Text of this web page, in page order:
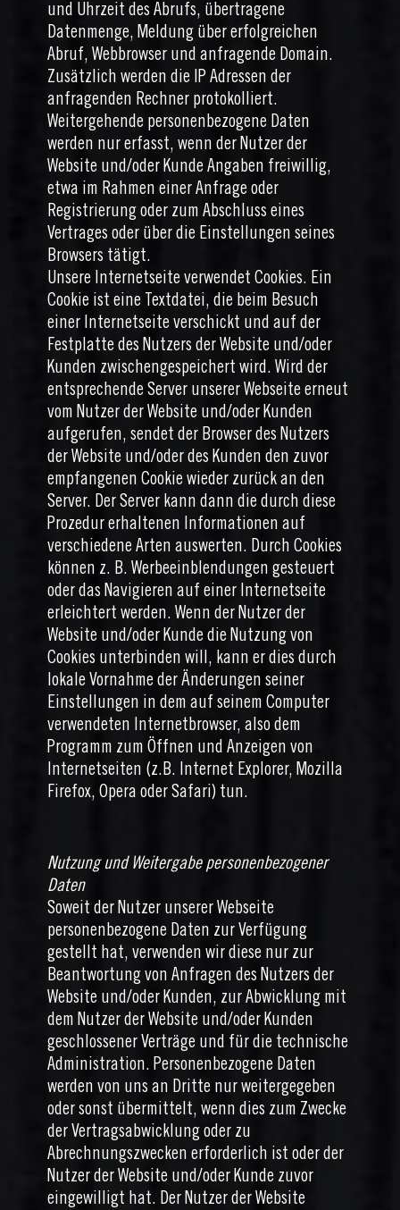
und Uhrzeit des Abrufs, übertragene
Datenmenge, Meldung über erfolgreichen
Abruf, Webbrowser und anfragende Domain.
Zusätzlich werden die IP Adressen der
anfragenden Rechner protokolliert.
Weitergehende personenbezogene Daten
werden nur erfasst, wenn der Nutzer der
Website und/oder Kunde Angaben freiwillig,
etwa im Rahmen einer Anfrage oder
Registrierung oder zum Abschluss eines
Vertrages oder über die Einstellungen seines
Browsers tätigt.
Unsere Internetseite verwendet Cookies. Ein
Cookie ist eine Textdatei, die beim Besuch
einer Internetseite verschickt und auf der
Festplatte des Nutzers der Website und/oder
Kunden zwischengespeichert wird. Wird der
entsprechende Server unserer Webseite erneut
vom Nutzer der Website und/oder Kunden
aufgerufen, sendet der Browser des Nutzers
der Website und/oder des Kunden den zuvor
empfangenen Cookie wieder zurück an den
Server. Der Server kann dann die durch diese
Prozedur erhaltenen Informationen auf
verschiedene Arten auswerten. Durch Cookies
können z. B. Werbeeinblendungen gesteuert
oder das Navigieren auf einer Internetseite
erleichtert werden. Wenn der Nutzer der
Website und/oder Kunde die Nutzung von
Cookies unterbinden will, kann er dies durch
lokale Vornahme der Änderungen seiner
Einstellungen in dem auf seinem Computer
verwendeten Internetbrowser, also dem
Programm zum Öffnen und Anzeigen von
Internetseiten (z.B. Internet Explorer, Mozilla
Firefox, Opera oder Safari) tun.
Nutzung und Weitergabe personenbezogener
Daten
Soweit der Nutzer unserer Webseite
personenbezogene Daten zur Verfügung
gestellt hat, verwenden wir diese nur zur
Beantwortung von Anfragen des Nutzers der
Website und/oder Kunden, zur Abwicklung mit
dem Nutzer der Website und/oder Kunden
geschlossener Verträge und für die technische
Administration. Personenbezogene Daten
werden von uns an Dritte nur weitergegeben
oder sonst übermittelt, wenn dies zum Zwecke
der Vertragsabwicklung oder zu
Abrechnungszwecken erforderlich ist oder der
Nutzer der Website und/oder Kunde zuvor
eingewilligt hat. Der Nutzer der Website